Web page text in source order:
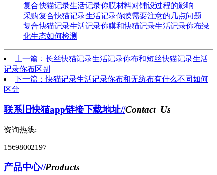
复合快猫记录生活记录你膜材料对铺设过程的影响
采购复合快猫记录生活记录你膜需要注意的几点问题
复合快猫记录生活记录你膜和快猫记录生活记录你布绿
化生态如何检测
上一篇：长丝快猫记录生活记录你布和短丝快猫记录生活
记录你布区别
下一篇：快猫记录生活记录你布和无纺布有什么不同如何
区分
联系旧快猫app链接下载地址//Contact Us
资询热线:
15698002197
产品中心//Products